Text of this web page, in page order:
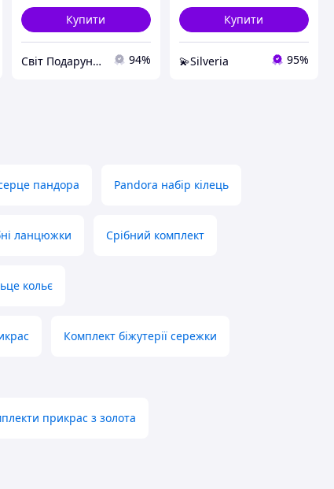
Купити
Світ Подарунків 94%
Купити
💫Silveria 95%
пандора Pandora набір кілець
ланцюжки Срібний комплект
кольє
Комплект біжутерії сережки
прикрас з золота